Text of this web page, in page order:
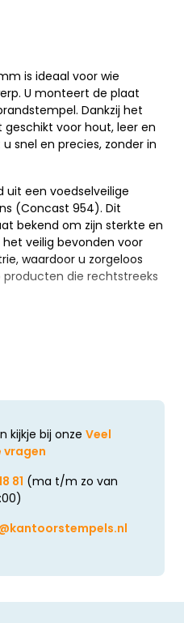
is ideaal voor wie
U monteert de plaat
Dankzij het
voor hout, leer en
snel en precies, zonder in
uit een voedselveilige
(Concast 954). Dit
bekend om zijn sterkte en
veilig bevonden voor
waardoor u zorgeloos
die rechtstreeks
kijkje bij onze Veel
vragen
81 (ma t/m zo van